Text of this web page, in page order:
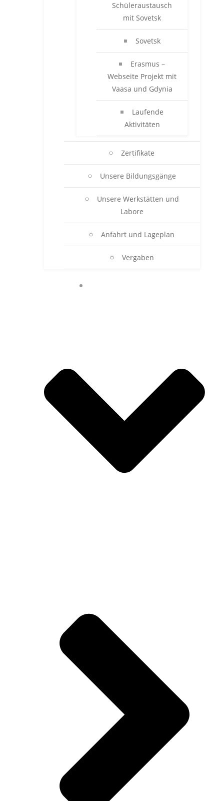
Schüleraustausch
mit Sovetsk
Sovetsk
Erasmus –
Webseite Projekt mit
Vaasa und Gdynia
Laufende
Aktivitäten
Zertifikate
Unsere Bildungsgänge
Unsere Werkstätten und
Labore
Anfahrt und Lageplan
Vergaben